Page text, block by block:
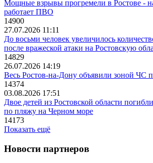
Мощные взрывы прогремели в Ростове -
работает ПВО
14900
27.07.2026 11:11
До восьми человек увеличилось
после вражеской атаки на Ростовскую
14829
26.07.2026 14:19
Весь Ростов-на-Дону объявили зоной ЧС
14374
03.08.2026 17:51
Двое детей из Ростовской области
по пляжу на Черном море
14173
Показать ещё
Новости партнеров